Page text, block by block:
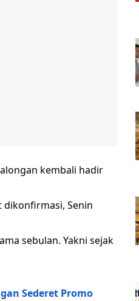
kembali hadir
dikonfirmasi, Senin
sebulan. Yakni sejak
Sederet Promo